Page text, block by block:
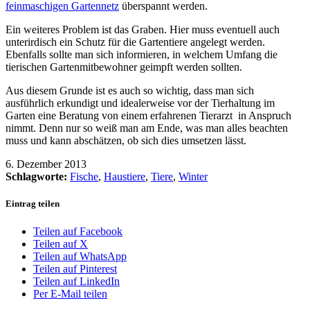
feinmaschigen Gartennetz überspannt werden.
Ein weiteres Problem ist das Graben. Hier muss eventuell auch
unterirdisch ein Schutz für die Gartentiere angelegt werden.
Ebenfalls sollte man sich informieren, in welchem Umfang die
tierischen Gartenmitbewohner geimpft werden sollten.
Aus diesem Grunde ist es auch so wichtig, dass man sich
ausführlich erkundigt und idealerweise vor der Tierhaltung im
Garten eine Beratung von einem erfahrenen Tierarzt in Anspruch
nimmt. Denn nur so weiß man am Ende, was man alles beachten
muss und kann abschätzen, ob sich dies umsetzen lässt.
6. Dezember 2013
Schlagworte: Fische, Haustiere, Tiere, Winter
Eintrag teilen
Teilen auf Facebook
Teilen auf X
Teilen auf WhatsApp
Teilen auf Pinterest
Teilen auf LinkedIn
Per E-Mail teilen